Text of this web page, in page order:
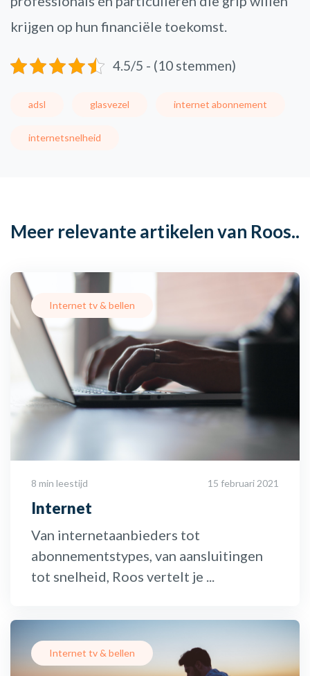
krijgen op hun financiële toekomst.
4.5/5 - (10 stemmen)
adsl glasvezel internet abonnement
internetsnelheid
Meer relevante artikelen van Roos..
Internet tv & bellen
8 min leestijd 15 februari 2021
Internet
Van internetaanbieders tot
abonnementstypes, van aansluitingen
tot snelheid, Roos vertelt je ...
Internet tv & bellen